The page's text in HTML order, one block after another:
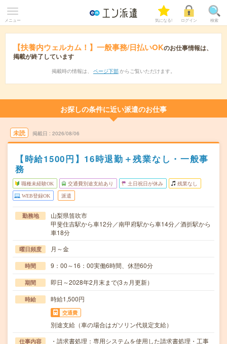
メニュー 気になる! ログイン 検索
【扶養内ウェルカム！】一般事務/日払いOKのお仕事情報は、
掲載が終了しています
掲載時の情報は、 ページ下部 からご覧いただけます。
お探しの条件に近い派遣のお仕事
未読 掲載日 2026/08/06
【時給1500円】16時退勤＋残業なし・一般事
務
職種未経験OK 交通費別途支給あり 土日祝日が休み 残業なし
WEB登録OK 派遣
勤務地
山梨県笛吹市
甲斐住吉駅から車12分／南甲府駅から車14分／酒折駅から
車18分
曜日頻度 月～金
時間 9：00～16：00実働6時間、休憩60分
期間 即日～2028年2月末まで(3ヵ月更新）
時給 時給1,500円
交通費
別途支給（車の場合はガソリン代規定支給）
仕事内容
・請求書処理：専用システムを使用した請求書処理・工事